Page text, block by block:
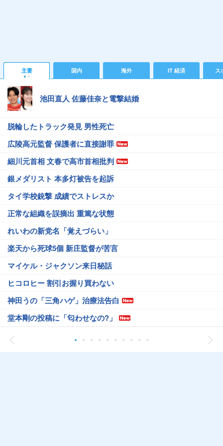
主要 国内 海外 IT 経済 ス
池田直人 佐藤佳奈と電撃結婚
脱輪したトラック発見 男性死亡
広陵高元監督 保護者に直接謝罪
細川元首相 文春で高市首相批判
銀メダリスト 本多灯被告を起訴
タイ学校銃撃 成績でストレスか
正常な組織を誤摘出 重篤な状態
れいわの新党名「覚えづらい」
楽天から死球5個 新庄監督が苦言
マイケル・ジャクソン来日秘話
ヒコロヒー 割引お握り買わない
神田うの「三角ハゲ」治療法告白
堂本剛の投稿に「匂わせなの?」